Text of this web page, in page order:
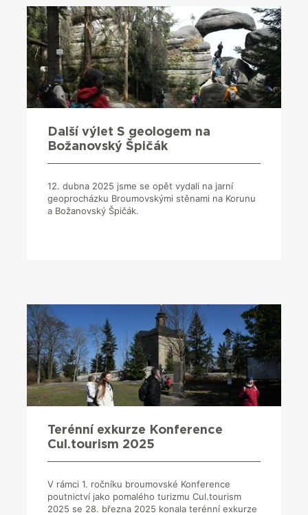
Další výlet S geologem na
Božanovský Špičák
12. dubna 2025 jsme se opět vydali na jarní
geoprocházku Broumovskými stěnami na Korunu
a Božanovský Špičák.
Terénní exkurze Konference
Cul.tourism 2025
V rámci 1. ročníku broumovské Konference
poutnictví jako pomalého turizmu Cul.tourism
2025 se 28. března 2025 konala terénní exkurze